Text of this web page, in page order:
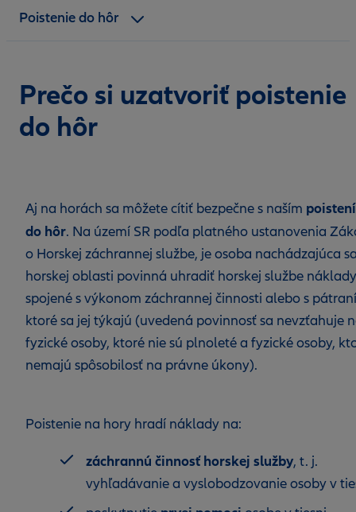
Poistenie do hôr
Prečo si uzatvoriť poistenie
do hôr
Aj na horách sa môžete cítiť bezpečne s naším
do hôr. Na území SR podľa platného ustanovenia
o Horskej záchrannej službe, je osoba nachádzajúca
horskej oblasti povinná uhradiť horskej službe náklady
spojené s výkonom záchrannej činnosti alebo s
ktoré sa jej týkajú (uvedená povinnosť sa nevzťahuje
fyzické osoby, ktoré nie sú plnoleté a fyzické osoby,
nemajú spôsobilosť na právne úkony).
Poistenie na hory hradí náklady na:
záchrannú činnosť horskej služby, t. j.
vyhľadávanie a vyslobodzovanie osoby v